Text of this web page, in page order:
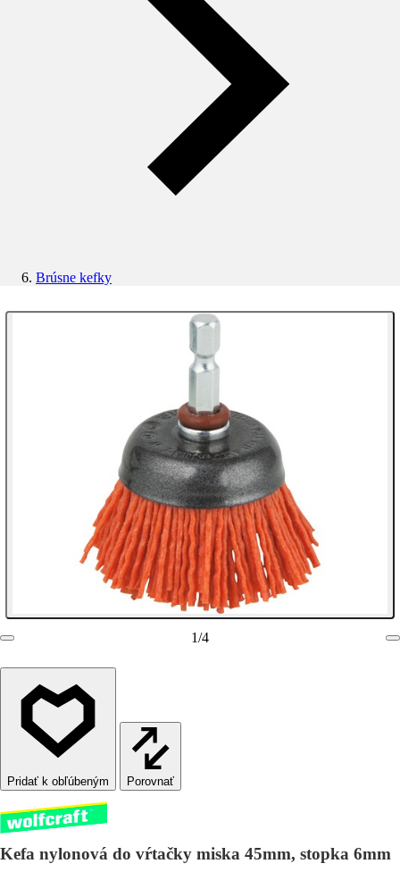
Brúsne kefky
1/4
Porovnať
Kefa nylonová do vŕtačky miska 45mm, stopka 6mm